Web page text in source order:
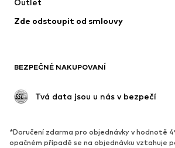
Kabáty
Plavky
Upcyklace
Nové
Oblíbené
Outlet
Zde odstoupit od smlouvy
BEZPEČNÉ NAKUPOVANÍ
Tvá data jsou u nás v bezpečí
*Doručení zdarma pro objednávky v hodnotě
opačném případě se na objednávku vztahuje